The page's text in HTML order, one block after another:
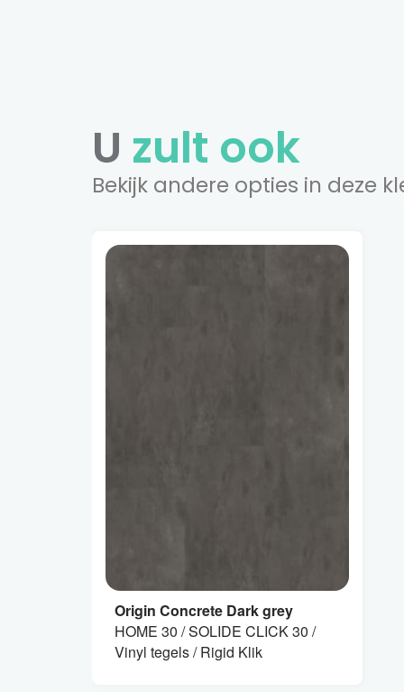
U zult ook
Bekijk andere opties in deze
Origin Concrete Dark grey
HOME 30 / SOLIDE CLICK 30 /
Vinyl tegels / Rigid Klik